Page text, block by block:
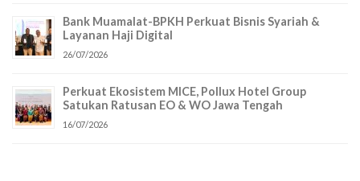
Bank Muamalat-BPKH Perkuat Bisnis Syariah &
Layanan Haji Digital
26/07/2026
Perkuat Ekosistem MICE, Pollux Hotel Group
Satukan Ratusan EO & WO Jawa Tengah
16/07/2026